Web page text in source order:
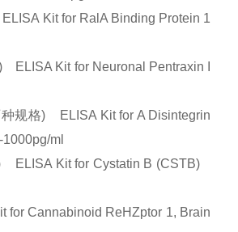
Kit for RalA Binding Protein 1
Kit for Neuronal Pentraxin I
规格) ELISA Kit for A Disintegrin
1000pg/ml
Kit for Cystatin B (CSTB)
Cannabinoid ReHZptor 1, Brain